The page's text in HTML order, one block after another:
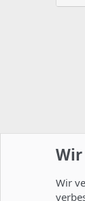
Wir